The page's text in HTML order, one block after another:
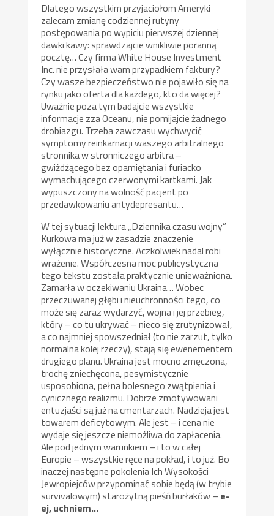
Dlatego wszystkim przyjaciołom Ameryki
zalecam zmianę codziennej rutyny
postępowania po wypiciu pierwszej dziennej
dawki kawy: sprawdzajcie wnikliwie poranną
pocztę… Czy firma White House Investment
Inc. nie przysłała wam przypadkiem faktury?
Czy wasze bezpieczeństwo nie pojawiło się na
rynku jako oferta dla każdego, kto da więcej?
Uważnie poza tym badajcie wszystkie
informacje zza Oceanu, nie pomijajcie żadnego
drobiazgu. Trzeba zawczasu wychwycić
symptomy reinkarnacji waszego arbitralnego
stronnika w stronniczego arbitra –
gwiżdżącego bez opamiętania i furiacko
wymachującego czerwonymi kartkami. Jak
wypuszczony na wolność pacjent po
przedawkowaniu antydepresantu…
W tej sytuacji lektura „Dziennika czasu wojny”
Kurkowa ma już w zasadzie znaczenie
wyłącznie historyczne. Aczkolwiek nadal robi
wrażenie. Współczesna moc publicystyczna
tego tekstu została praktycznie unieważniona.
Zamarła w oczekiwaniu Ukraina… Wobec
przeczuwanej głębi i nieuchronności tego, co
może się zaraz wydarzyć, wojna i jej przebieg,
który – co tu ukrywać – nieco się zrutynizował,
a co najmniej spowszedniał (to nie zarzut, tylko
normalna kolej rzeczy), stają się ewenementem
drugiego planu. Ukraina jest mocno zmęczona,
trochę zniechęcona, pesymistycznie
usposobiona, pełna bolesnego zwątpienia i
cynicznego realizmu. Dobrze zmotywowani
entuzjaści są już na cmentarzach. Nadzieja jest
towarem deficytowym. Ale jest – i cena nie
wydaje się jeszcze niemożliwa do zapłacenia.
Ale pod jednym warunkiem – i to w całej
Europie – wszystkie ręce na pokład, i to już. Bo
inaczej następne pokolenia Ich Wysokości
Jewropiejców przypominać sobie będą (w trybie
survivalowym) starożytną pieśń burłaków – e-
ej, uchniem…